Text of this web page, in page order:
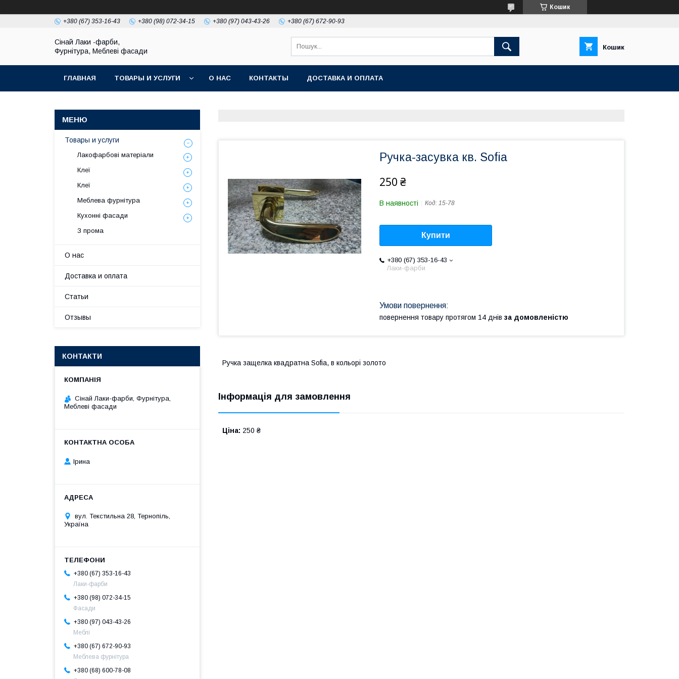
Кошик
+380 (67) 353-16-43 +380 (98) 072-34-15 +380 (97) 043-43-26 +380 (67) 672-90-93
Сінай Лаки -фарби,
Фурнітура, Меблеві фасади
Кошик
ГЛАВНАЯ ТОВАРЫ И УСЛУГИ О НАС КОНТАКТЫ ДОСТАВКА И ОПЛАТА
Ручка-засувка кв. Sofia
250 ₴
В наявності Код: 15-78
Купити
+380 (67) 353-16-43
Лаки-фарби
повернення товару протягом 14 днів за домовленістю
Ручка защелка квадратна Sofia, в кольорі золото
Інформація для замовлення
Ціна: 250 ₴
Товары и услуги
Лакофарбові матеріали
Клеї
Клеї
Меблева фурнітура
Кухонні фасади
З прома
О нас
Доставка и оплата
Статьи
Отзывы
КОНТАКТИ
Сінай Лаки-фарби, Фурнітура,
Меблеві фасади
Ірина
вул. Текстильна 28, Тернопіль,
Україна
+380 (67) 353-16-43
Лаки-фарби
+380 (98) 072-34-15
Фасади
+380 (97) 043-43-26
Меблі
+380 (67) 672-90-93
Меблева фурнітура
+380 (68) 600-78-08